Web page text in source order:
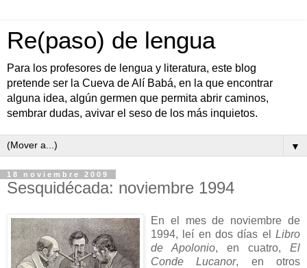
Re(paso) de lengua
Para los profesores de lengua y literatura, este blog
pretende ser la Cueva de Alí Babá, en la que encontrar
alguna idea, algún germen que permita abrir caminos,
sembrar dudas, avivar el seso de los más inquietos.
▼
18 noviembre 2009
Sesquidécada: noviembre 1994
En el mes de noviembre de
1994, leí en dos días el Libro
de Apolonio, en cuatro, El
Conde Lucanor, en otros